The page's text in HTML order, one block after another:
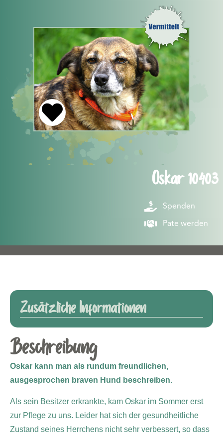
Oskar 10403
Spenden
Pate werden
Zusätzliche Informationen
Beschreibung
Oskar kann man als rundum freundlichen,
ausgesprochen braven Hund beschreiben.
Als sein Besitzer erkrankte, kam Oskar im Sommer erst
zur Pflege zu uns. Leider hat sich der gesundheitliche
Zustand seines Herrchens nicht sehr verbessert, so dass